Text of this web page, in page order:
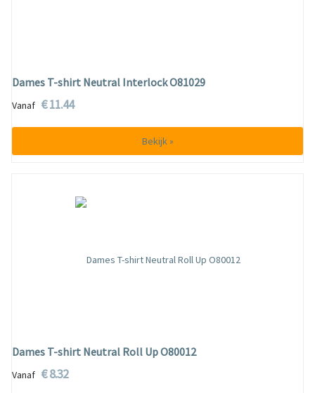
Dames T-shirt Neutral Interlock O81029
Vanaf € 11.44
Bekijk »
Dames T-shirt Neutral Roll Up O80012
Vanaf € 8.32